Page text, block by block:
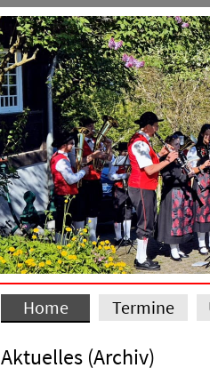
Home Termine
Aktuelles (Archiv)